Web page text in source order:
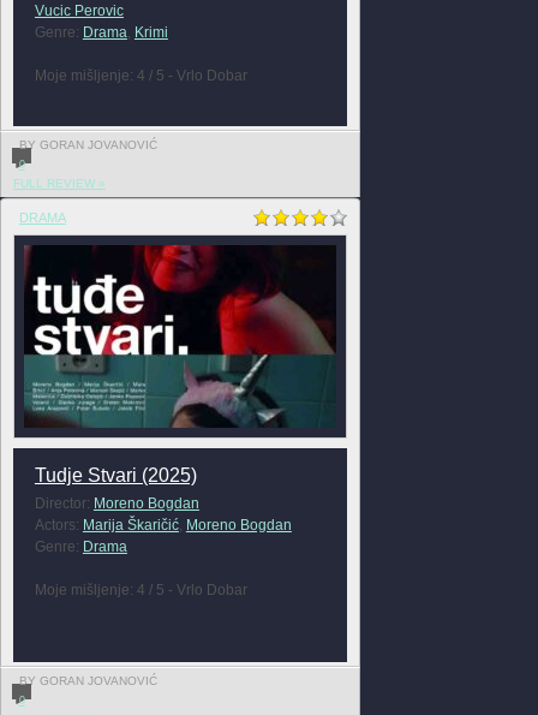
Vucic Perovic
Genre: Drama, Krimi
Moje mišljenje: 4 / 5 - Vrlo Dobar
BY GORAN JOVANOVIĆ
0
FULL REVIEW »
DRAMA
Tudje Stvari (2025)
Director: Moreno Bogdan
Actors: Marija Škaričić, Moreno Bogdan
Genre: Drama
Moje mišljenje: 4 / 5 - Vrlo Dobar
BY GORAN JOVANOVIĆ
0